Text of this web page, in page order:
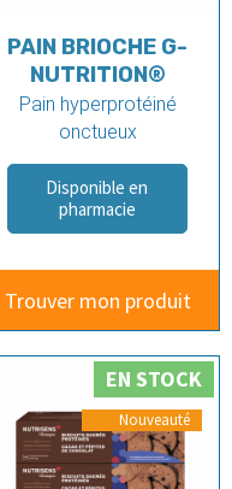
PAIN BRIOCHE G-
NUTRITION®
Pain hyperprotéiné
onctueux
Disponible en
pharmacie
Trouver mon produit
EN STOCK